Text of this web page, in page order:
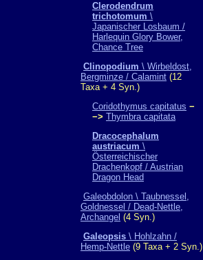
Clerodendrum
trichotomum \
Japanischer Losbaum /
Harlequin Glory Bower,
Chance Tree
Clinopodium \ Wirbeldost,
Bergminze / Calamint (12
Taxa + 4 Syn.)
Coridothymus capitatus −
−> Thymbra capitata
Dracocephalum
austriacum \
Österreichischer
Drachenkopf / Austrian
Dragon Head
Galeobdolon \ Taubnessel,
Goldnessel / Dead-Nettle,
Archangel (4 Syn.)
Galeopsis \ Hohlzahn /
Hemp-Nettle (9 Taxa + 2 Syn.)